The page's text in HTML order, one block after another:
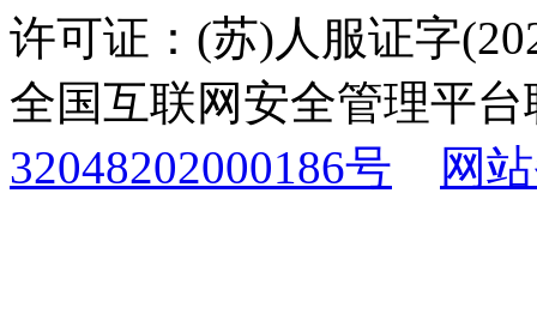
许可证：(苏)人服证字
全国互联网安全管理平
32048202000186号
网